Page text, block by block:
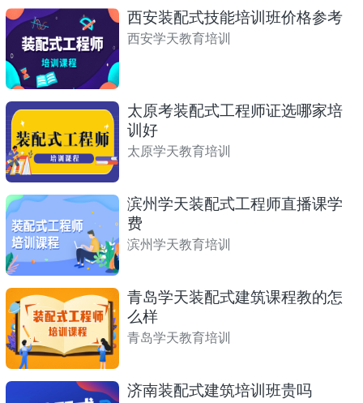
西安装配式技能培训班价格参考
西安学天教育培训
太原考装配式工程师证选哪家培
训好
太原学天教育培训
滨州学天装配式工程师直播课学
费
滨州学天教育培训
青岛学天装配式建筑课程教的怎
么样
青岛学天教育培训
济南装配式建筑培训班贵吗